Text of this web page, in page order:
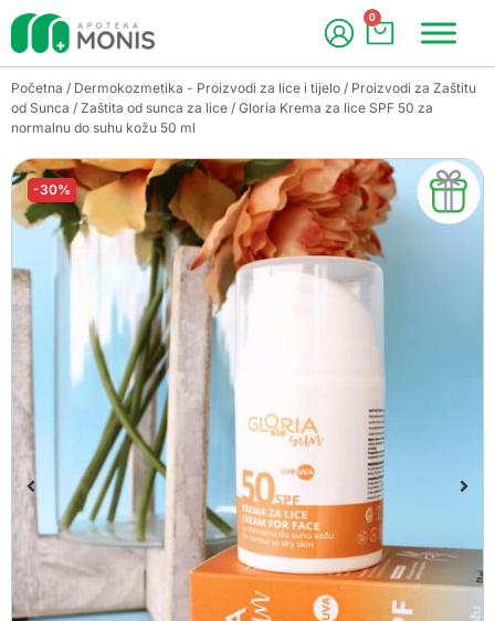
0
Početna / Dermokozmetika - Proizvodi za lice i tijelo / Proizvodi za Zaštitu
od Sunca / Zaštita od sunca za lice / Gloria Krema za lice SPF 50 za
normalnu do suhu kožu 50 ml
-30%